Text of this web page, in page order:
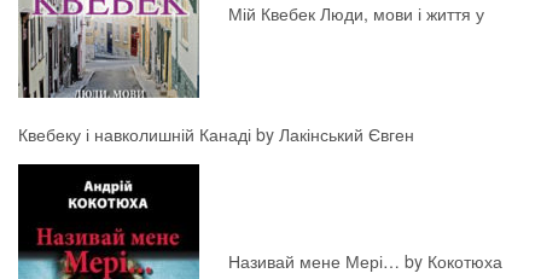
Мій Квебек Люди, мови і життя у
Квебеку і навколишній Канаді by Лакінський Євген
Називай мене Мері… by Кокотюха